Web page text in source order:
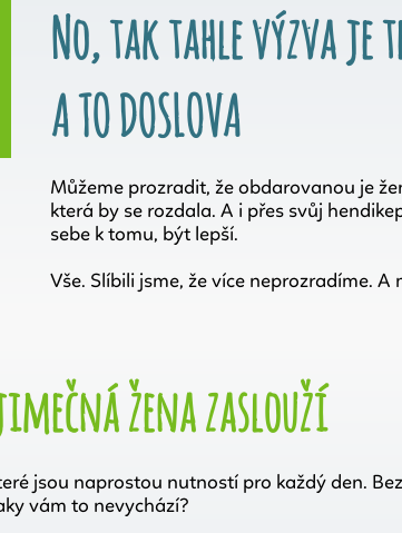
No, tak tahle výzva je
A TO DOSLOVA
Můžeme prozradit, že obdarovanou je
která by se rozdala. A i přes svůj
sebe k tomu, být lepší.
Vše. Slíbili jsme, že více neprozradíme. A
žena zaslouží
jsou naprostou nutností pro každý den.
vám to nevychází?